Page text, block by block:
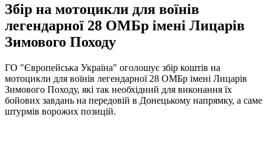
Збір на мотоцикли для воїнів
легендарної 28 ОМБр імені Лицарів
Зимового Походу
ГО "Європейська Україна" оголошує збір коштів на
мотоцикли для воїнів легендарної 28 ОМБр імені Лицарів
Зимового Походу, які так необхідний для виконання їх
бойових завдань на передовій в Донецькому напрямку, а саме
штурмів ворожих позицій.